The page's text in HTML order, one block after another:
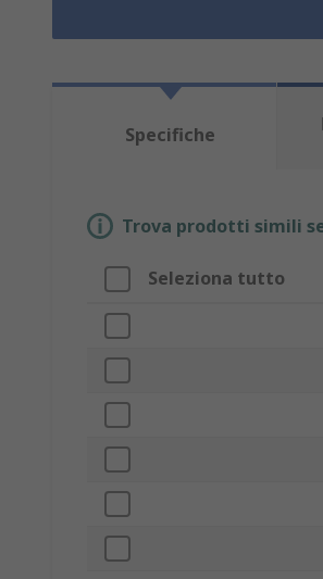
Specifiche
Trova prodotti simili
Seleziona tutto